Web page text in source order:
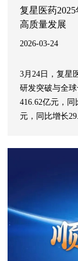
复星医药
高质量发展
2026-03-24
3月24日，复星
研发突破与全
416.62亿元，
元，同比增长